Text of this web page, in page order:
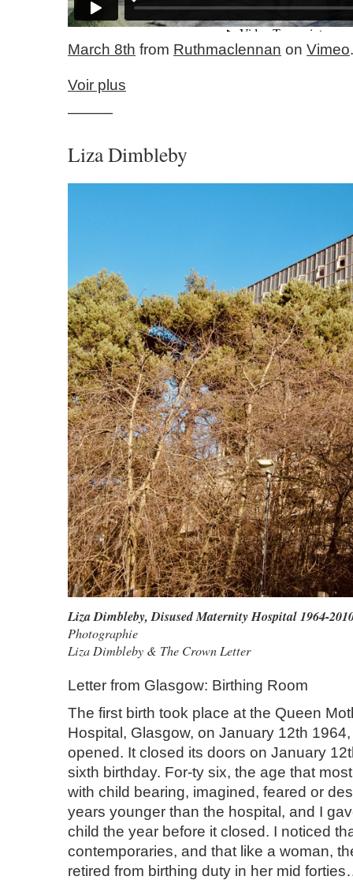
March 8th from Ruthmaclennan on Vimeo.
Voir plus
———
Liza Dimbleby
Liza Dimbleby,Disused Maternity Hospital 1964-
Photographie
Liza Dimbleby & The Crown Letter
Letter from Glasgow: Birthing Room
The first birth took place at the Queen
Hospital, Glasgow, on January 12th
opened. It closed its doors on January
sixth birthday. For-ty six, the age that
with child bearing, imagined, feared or
years younger than the hospital, and I
child the year before it closed. I noticed
contemporaries, and that like a woman,
retired from birthing duty in her mid